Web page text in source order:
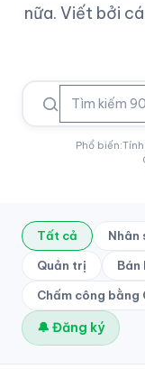
nữa. Viết bởi
Phổ biến:
Tất cả Nhân
Quản trị Bán
Chấm công bằng
🔔 Đăng ký